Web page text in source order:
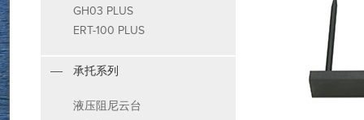
GH03 PLUS
ERT-100 PLUS
承托系列
液压阻尼云台